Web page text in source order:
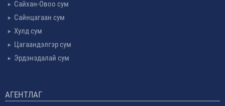
Сайхан-Овоо сум
Сайнцагаан сум
Хулд сум
Цагаандэлгэр сум
Эрдэнэдалай сум
АГЕНТЛАГ